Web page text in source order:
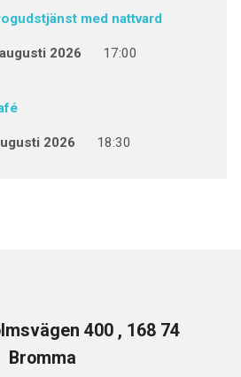
med nattvard
2026 17:00
2026 18:30
400 , 168 74
Bromma